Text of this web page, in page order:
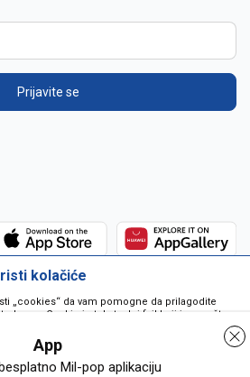
Prijavite se
kolačiće
„cookies“ da vam pomogne da prilagodite
Cookie je tekstualni fajl koji je smešten
virus vašem računaru. Cookie-i su
mogu biti pročitani od strane web servera
App
Mil-pop aplikaciju